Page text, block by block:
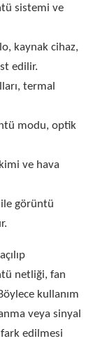
sistemi ve
kaynak cihaz,
edilir.
termal
modu, optik
ve hava
görüntü
netliği, fan
kullanım
veya sinyal
edilmesi